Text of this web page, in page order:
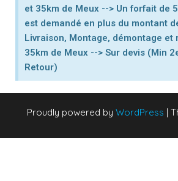
et 35km de Meux --> Un forfait de
est demandé en plus du montant
Livraison, Montage, démontage et
35km de Meux --> Sur devis (Min
Retour)
Proudly powered by WordPress |